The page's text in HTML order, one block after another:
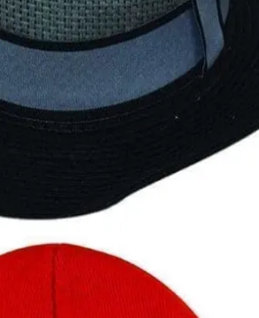
Quick View
ΑΝΔΡΙΚΑ ΚΑΠΕΛΑ